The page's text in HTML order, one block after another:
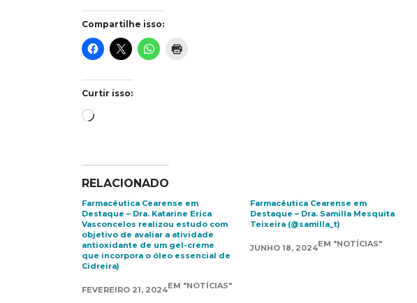
Compartilhe isso:
Curtir isso:
Carregando...
RELACIONADO
Farmacêutica Cearense em
Destaque – Dra. Katarine Erica
Vasconcelos realizou estudo com
objetivo de avaliar a atividade
antioxidante de um gel-creme
que incorpora o óleo essencial de
Cidreira)
FEVEREIRO 21, 2024EM "NOTÍCIAS"
Farmacêutica Cearense em
Destaque – Dra. Samilla Mesquita
Teixeira (@samilla_t)
JUNHO 18, 2024EM "NOTÍCIAS"